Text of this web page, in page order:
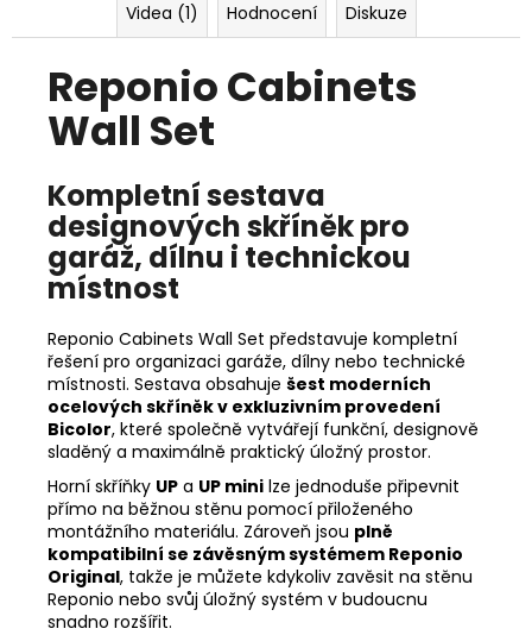
Videa (1)
Hodnocení Diskuze
Reponio Cabinets
Wall Set
Kompletní sestava
designových skříněk pro
garáž, dílnu i technickou
místnost
Reponio Cabinets Wall Set představuje kompletní
řešení pro organizaci garáže, dílny nebo technické
místnosti. Sestava obsahuje šest moderních
ocelových skříněk v exkluzivním provedení
Bicolor, které společně vytvářejí funkční, designově
sladěný a maximálně praktický úložný prostor.
Horní skříňky UP a UP mini lze jednoduše připevnit
přímo na běžnou stěnu pomocí přiloženého
montážního materiálu. Zároveň jsou plně
kompatibilní se závěsným systémem Reponio
Original, takže je můžete kdykoliv zavěsit na stěnu
Reponio nebo svůj úložný systém v budoucnu
snadno rozšířit.